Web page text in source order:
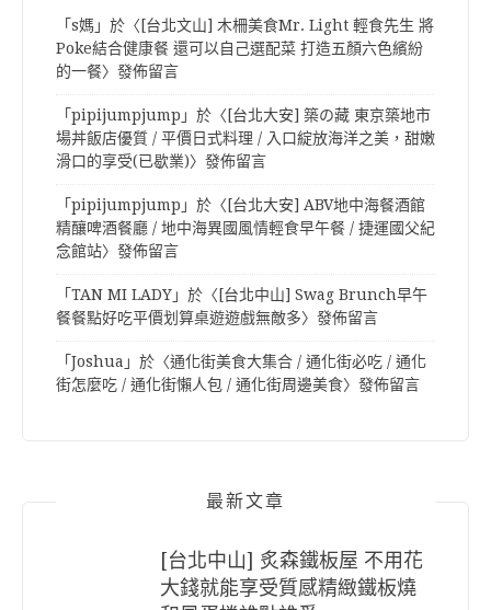
「s媽 」於〈 [台北文山] 木柵美食Mr. Light 輕食先生 將
Poke結合健康餐 還可以自己選配菜 打造五顏六色繽紛
的一餐〉發佈留言
「pipijumpjump 」於〈 [台北大安] 築の藏 東京築地市
場丼飯店優質 / 平價日式料理 / 入口綻放海洋之美，甜嫩
滑口的享受(已歇業)〉發佈留言
「pipijumpjump 」於〈 [台北大安] ABV地中海餐酒館
精釀啤酒餐廳 / 地中海異國風情輕食早午餐 / 捷運國父紀
念館站〉發佈留言
「TAN MI LADY」於〈 [台北中山] Swag Brunch早午
餐餐點好吃平價划算桌遊遊戲無敵多〉發佈留言
「Joshua 」於〈通化街美食大集合 / 通化街必吃 / 通化
街怎麼吃 / 通化街懶人包 / 通化街周邊美食〉發佈留言
最新文章
[台北中山] 炙森鐵板屋 不用花
大錢就能享受質感精緻鐵板燒